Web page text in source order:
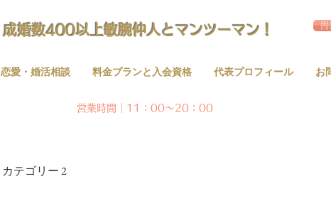
成婚数400以上敏腕仲人とマンツーマン！ 問
恋愛・婚活相談 料金プランと入会資格 代表プロフィール お
営業時間｜11：00～20：00
カテゴリー 2